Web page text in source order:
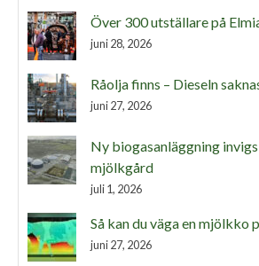
Över 300 utställare på
juni 28, 2026
Råolja finns – Dieseln
juni 27, 2026
Ny biogasanläggning
mjölkgård
juli 1, 2026
Så kan du väga en mjölkko
juni 27, 2026